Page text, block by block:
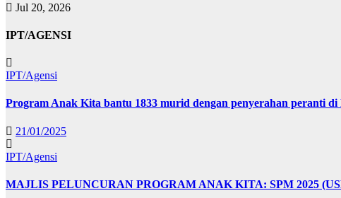
Jul 20, 2026
IPT/AGENSI
IPT/Agensi
Program Anak Kita bantu 1833 murid dengan penyerahan peranti di
21/01/2025
IPT/Agensi
MAJLIS PELUNCURAN PROGRAM ANAK KITA: SPM 2025